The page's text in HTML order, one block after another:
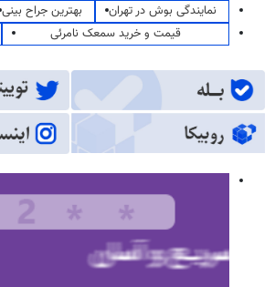
نمایندگی بوش در تهران
بهترین جراح بینی
قیمت و خرید سمعک نامرئی